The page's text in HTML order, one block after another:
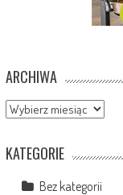
ARCHIWA
Archiwa
KATEGORIE
Bez kategorii